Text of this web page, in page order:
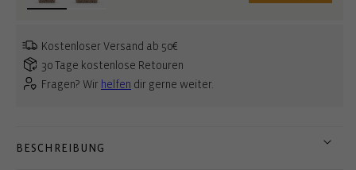
Kostenloser Versand ab 50€
30 Tage kostenlose Retouren
Fragen? Wir helfen dir gerne weiter.
BESCHREIBUNG